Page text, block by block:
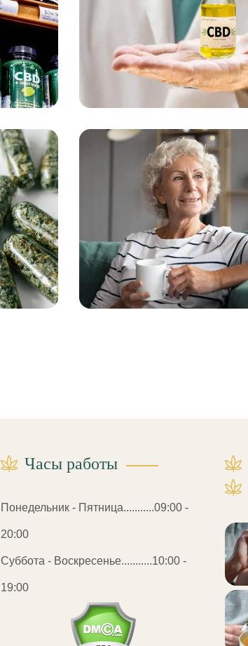
Часы работы
Понедельник - Пятница...........09:00 -
20:00
Суббота - Воскресенье...........10:00 -
19:00